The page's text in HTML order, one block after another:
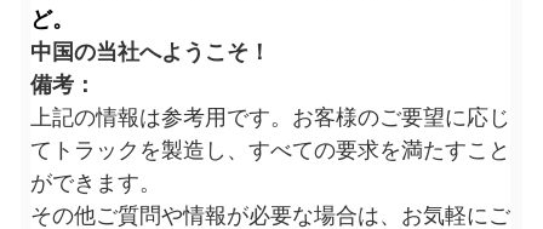
ど。
中国の当社へようこそ！
備考：
上記の情報は参考用です。お客様のご要望に応じ
てトラックを製造し、すべての要求を満たすこと
ができます。
その他ご質問や情報が必要な場合は、お気軽にご